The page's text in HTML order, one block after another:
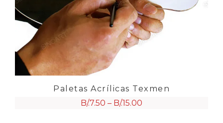
Paletas Acrílicas Texmen
B/.7.50 – B/.15.00